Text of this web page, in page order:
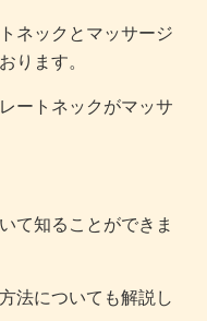
ネックとマッサージ
ります。
ートネックがマッサ
て知ることができま
法についても解説し